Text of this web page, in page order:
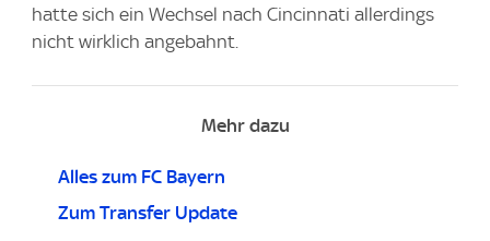
hatte sich ein Wechsel nach Cincinnati allerdings
nicht wirklich angebahnt.
Mehr dazu
Alles zum FC Bayern
Zum Transfer Update